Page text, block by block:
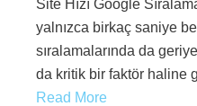
Site Hızı Google
yalnızca birkaç saniye
sıralamalarında da
da kritik bir faktör haline
Read More